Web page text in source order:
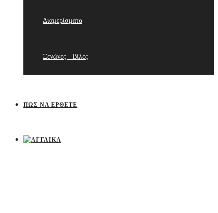
Διαμερίσματα
Ξενώνες - Βίλες
ΠΩΣ ΝΑ ΈΡΘΕΤΕ